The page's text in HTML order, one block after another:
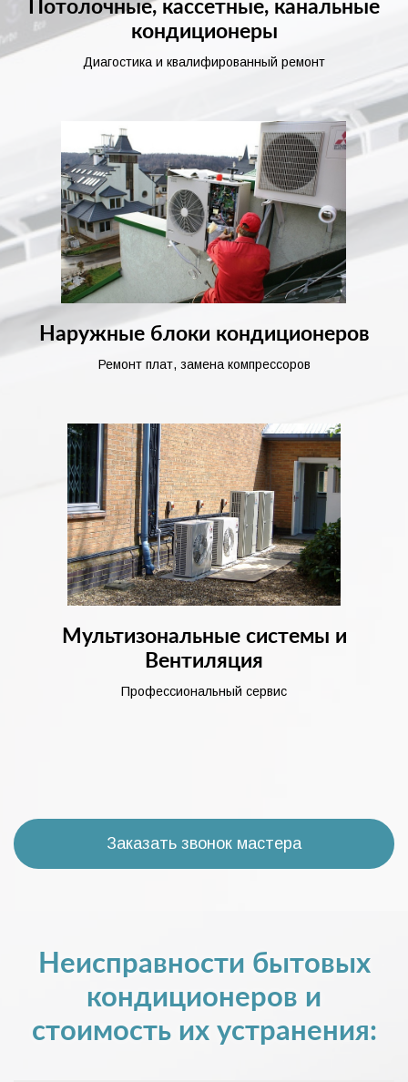
Потолочные, кассетные, канальные
кондиционеры
Диагостика и квалифированный ремонт
Наружные блоки кондиционеров
Ремонт плат, замена компрессоров
Мультизональные системы и
Вентиляция
Профессиональный сервис
Заказать звонок мастера
Неисправности бытовых
кондиционеров и
стоимость их устранения: